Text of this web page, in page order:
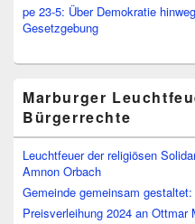
pe 23-5: Über Demokratie
Gesetzgebung
Marburger
Bürgerrechte
Leuchtfeuer der religiösen
Amnon Orbach
Gemeinde gemeinsam
Preisverleihung 2024 an